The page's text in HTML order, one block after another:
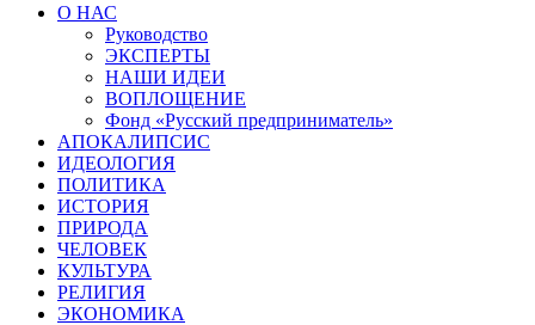
О НАС
Руководство
ЭКСПЕРТЫ
НАШИ ИДЕИ
ВОПЛОЩЕНИЕ
Фонд «Русский предприниматель»
АПОКАЛИПСИС
ИДЕОЛОГИЯ
ПОЛИТИКА
ИСТОРИЯ
ПРИРОДА
ЧЕЛОВЕК
КУЛЬТУРА
РЕЛИГИЯ
ЭКОНОМИКА